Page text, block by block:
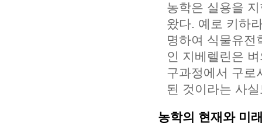
농학은 실용을
왔다. 예로 키하
명하여 식물유전
인 지베렐린은
구과정에서 구로
된 것이라는 사
농학의 현재와 미